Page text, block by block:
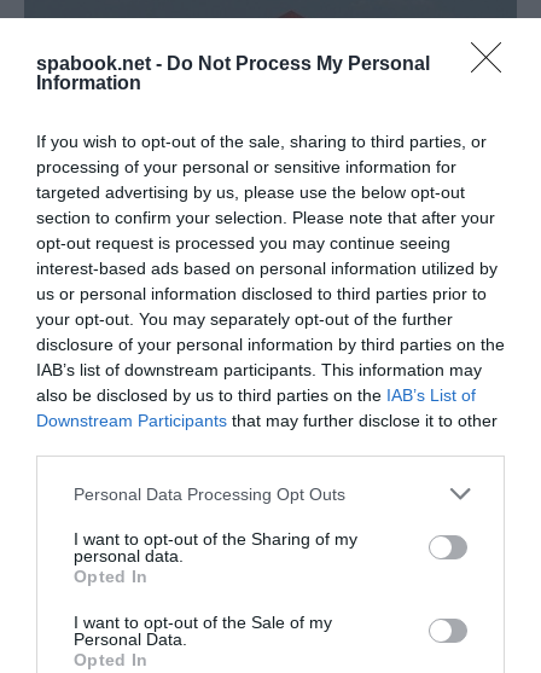
spabook.net - Do Not Process My Personal
Information
If you wish to opt-out of the sale, sharing to third parties, or
processing of your personal or sensitive information for
targeted advertising by us, please use the below opt-out
section to confirm your selection. Please note that after your
opt-out request is processed you may continue seeing
interest-based ads based on personal information utilized by
us or personal information disclosed to third parties prior to
your opt-out. You may separately opt-out of the further
disclosure of your personal information by third parties on the
IAB’s list of downstream participants. This information may
also be disclosed by us to third parties on the IAB’s List of
Downstream Participants that may further disclose it to other
Please note that this website/app uses one or more Google
not limited to your visit or usage behaviour. You may click to
grant or deny consent to Google and its third-party tags to
use your data for below specified purposes in below Google
consent section.
Personal Data Processing Opt Outs
I want to opt-out of the Sharing of my
personal data.
Opted In
I want to opt-out of the Sale of my
Personal Data.
Opted In
Czank Máté, Public domain, via Wikimedia Commons;
Kövesd a Spabook-otFacebook-on, lépj be azUtazás
Hírek csoportba, sasolj megInstánésTikTok-on!
Gyopárosfürdő„az Alföld gyöngye”-ként
ismert, Orosházához tartozó üdülőhely Békés
vármegyében. Orosháza központjától 3 kilométerre,
természetvédelmi területen, a Gyopáros-tó partján
Megosztás